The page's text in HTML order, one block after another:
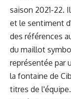
saison 2021-22.
et le sentiment
des références
du maillot
représentée par
la fontaine de
titres de